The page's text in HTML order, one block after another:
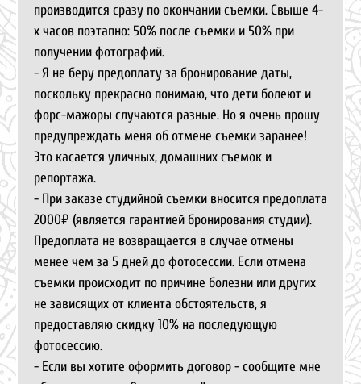
производится сразу по окончании съемки. Свыше 4-
х часов поэтапно: 50% после съемки и 50% при
получении фотографий.
- Я не беру предоплату за бронирование даты,
поскольку прекрасно понимаю, что дети болеют и
форс-мажоры случаются разные. Но я очень прошу
предупреждать меня об отмене съемки заранее!
Это касается уличных, домашних съемок и
репортажа.
- При заказе студийной съемки вносится предоплата
2000₽ (является гарантией бронирования студии).
Предоплата не возвращается в случае отмены
менее чем за 5 дней до фотосессии. Если отмена
съемки происходит по причине болезни или других
не зависящих от клиента обстоятельств, я
предоставляю скидку 10% на последующую
фотосессию.
- Если вы хотите оформить договор - сообщите мне